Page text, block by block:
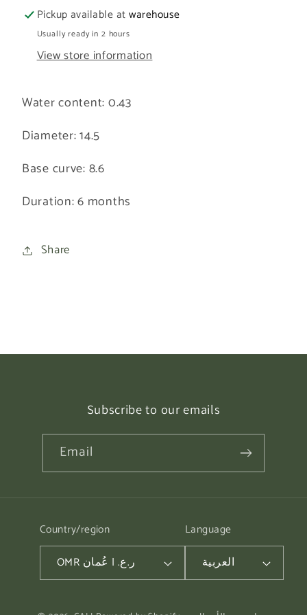
طبي
طبي
Pickup available atwarehouse
Usually ready in 2 hours
View store information
Water content: 0.43
Diameter: 14.5
Base curve: 8.6
Duration: 6 months
Share
Subscribe to our emails
Email
Country/region
OMR ر.ع. | عُمان
Language
العربية